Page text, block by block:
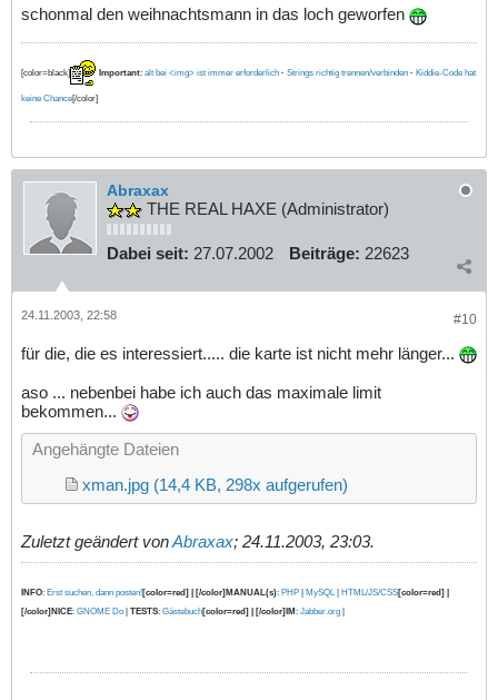
schonmal den weihnachtsmann in das loch geworfen
[color=black] Important: alt bei <img> ist immer erforderlich · Strings richtig trennen/verbinden · Kiddie-Code hat
keine Chance[/color]
Abraxax
THE REAL HAXE (Administrator)
Dabei seit: 27.07.2002 Beiträge: 22623
#10
24.11.2003, 22:58
für die, die es interessiert..... die karte ist nicht mehr länger...
aso ... nebenbei habe ich auch das maximale limit
bekommen...
Angehängte Dateien
xman.jpg (14,4 KB, 298x aufgerufen)
Zuletzt geändert vonAbraxax; 24.11.2003, 23:03.
INFO: Erst suchen, dann posten![color=red] | [/color]MANUAL(s): PHP MySQL| HTML/JS/CSS[color=red] |
[/color]NICE: GNOME Do TESTS: Gästebuch[color=red] | [/color]IM : Jabber.org